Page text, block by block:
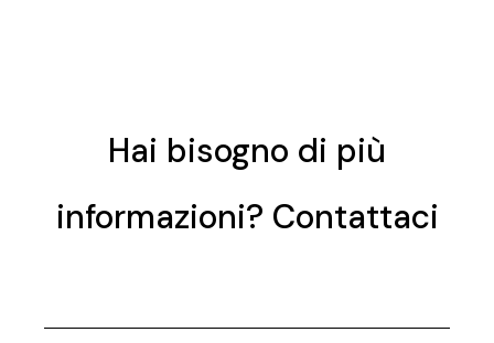
Hai bisogno di più
informazioni? Contattaci